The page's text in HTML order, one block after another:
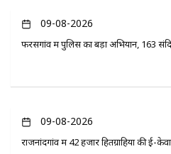
09-08-2026
फरसगांव में पुलिस का बड़ा अभियान, 163
09-08-2026
राजनांदगांव में 42 हजार हितग्राहियों की